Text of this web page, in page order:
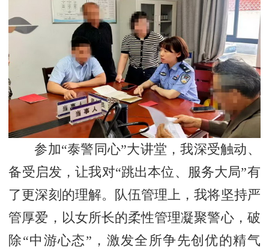
参加“泰警同心”大讲堂，我深受触动、
备受启发，让我对“跳出本位、服务大局”有
了更深刻的理解。队伍管理上，我将坚持严
管厚爱，以女所长的柔性管理凝聚警心，破
除“中游心态”，激发全所争先创优的精气